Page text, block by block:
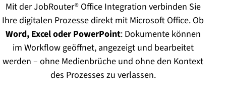
Mit der JobRouter® Office Integration verbinden Sie
Ihre digitalen Prozesse direkt mit Microsoft Office. Ob
Word, Excel oder PowerPoint: Dokumente können
im Workflow geöffnet, angezeigt und bearbeitet
werden – ohne Medienbrüche und ohne den Kontext
des Prozesses zu verlassen.